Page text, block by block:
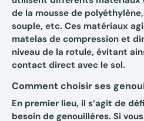
de la mousse de
souple, etc. Ces matériaux
matelas de compression et
niveau de la rotule, évitant
contact direct avec le sol.
Comment choisir ses
En premier lieu, il s’agit de
besoin de genouillères. Si